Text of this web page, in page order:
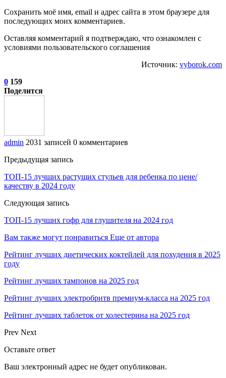
Сохранить моё имя, email и адрес сайта в этом браузере для
последующих моих комментариев.
Оставляя комментарий я подтверждаю, что ознакомлен с
условиями пользовательского соглашения
Источник: vyborok.com
0 159
Поделится
admin 2031 записей 0 комментариев
Предыдущая запись
ТОП-15 лучших растущих стульев для ребенка по цене/
качеству в 2024 году
Следующая запись
ТОП-15 лучших гофр для глушителя на 2024 год
Вам также могут понравиться Еще от автора
Рейтинг лучших диетических коктейлей для похудения в 2025
году
Рейтинг лучших тампонов на 2025 год
Рейтинг лучших электробритв премиум-класса на 2025 год
Рейтинг лучших таблеток от холестерина на 2025 год
Prev Next
Оставьте ответ
Ваш электронный адрес не будет опубликован.